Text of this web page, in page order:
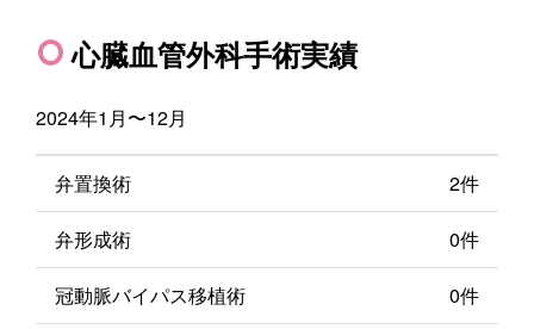
心臓血管外科手術実績
2024年1月〜12月
弁置換術 2件
弁形成術 0件
冠動脈バイパス移植術 0件